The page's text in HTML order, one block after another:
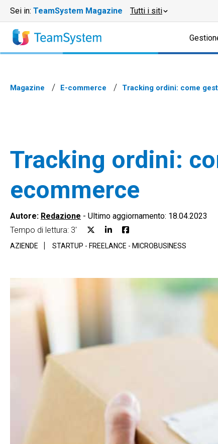
Sei in: TeamSystem Magazine Tutti i siti
Magazine E-commerce Tracking ordini: come
Tracking ordini:
ecommerce
Autore: Redazione - Ultimo aggiornamento: 18.04.2023
Tempo di lettura: 3'
AZIENDE STARTUP - FREELANCE - MICROBUSINESS